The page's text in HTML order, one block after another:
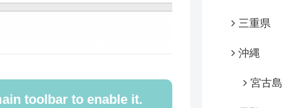
toolbar to enable it.
三重県
沖縄
宮古島